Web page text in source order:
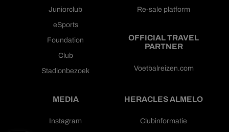
Juniorclub
eSports
Foundation
Club
Stadionbezoek
Re-sale platform
OFFICIAL TRAVEL
PARTNER
Voetbalreizen.com
MEDIA
Instagram
HERACLES ALMELO
Clubinformatie